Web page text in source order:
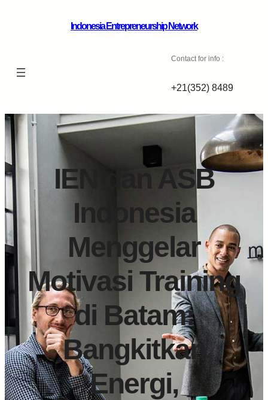
Indonesia Entrepreneurship Network
Contact for info :
+21(352) 8489
IEN dan ASB
Indonesia
Menggelar
Motivasi Training
di Batam:
Bangkitkan
Energi,